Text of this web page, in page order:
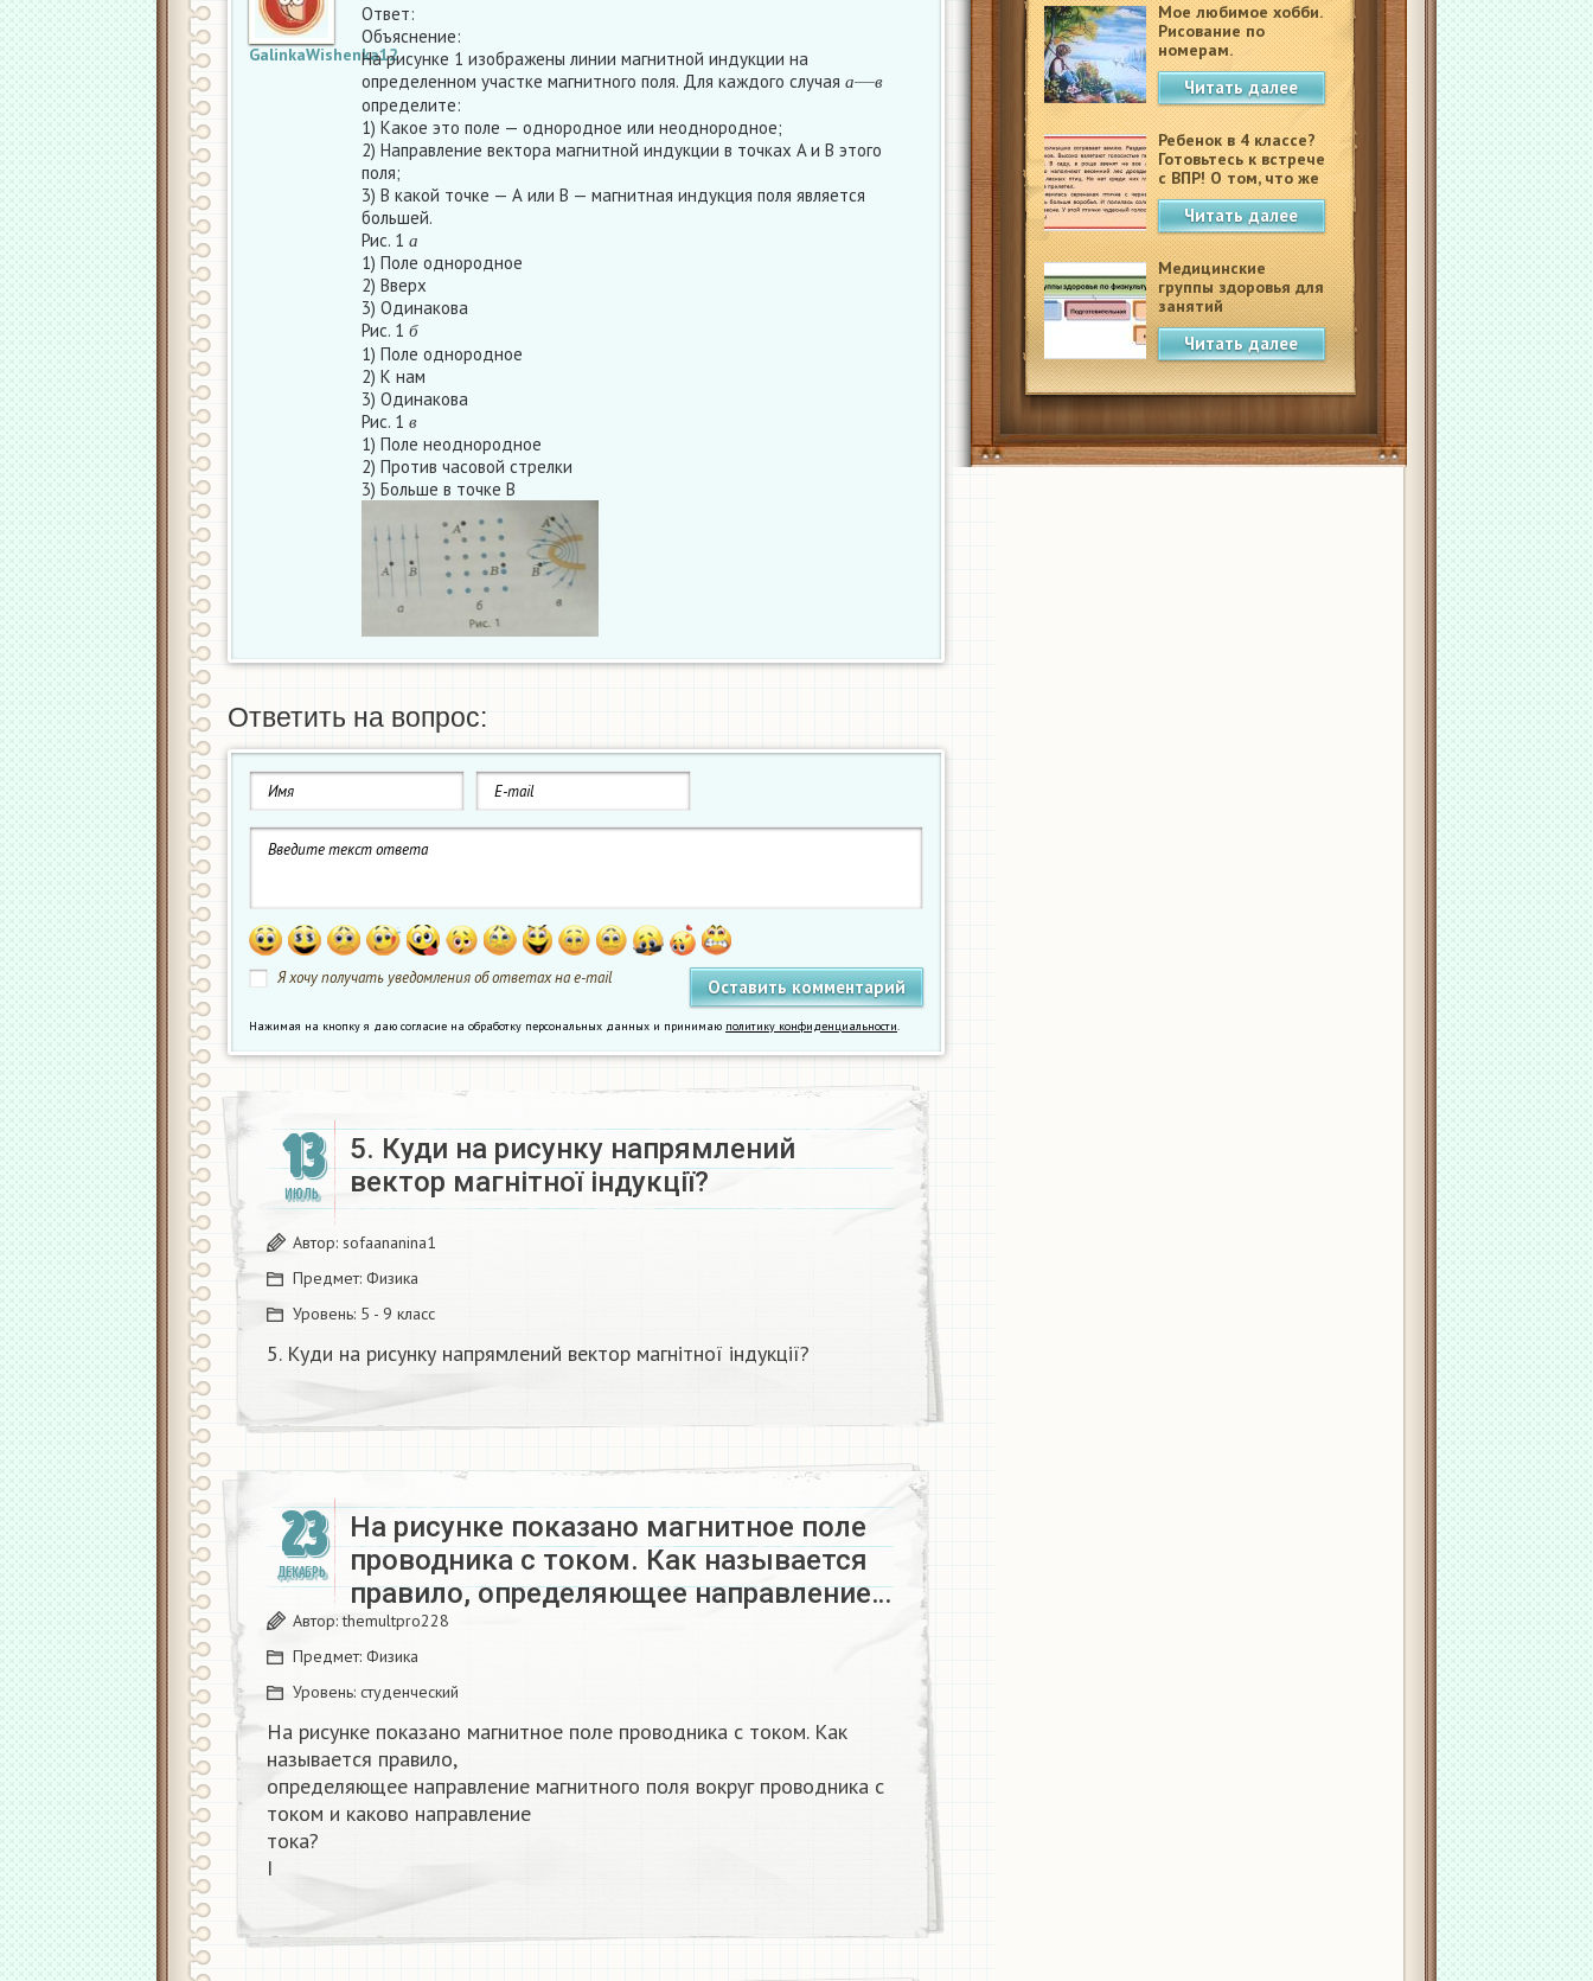
Мое любимое хобби.
Рисование по
номерам.
Читать далее
Ребенок в 4 классе?
Готовьтесь к встрече
с ВПР! О том, что же
это такое.
Читать далее
Медицинские
группы здоровья для
занятий
физкультурой в
школеЧитать далее
GalinkaWishenka12
Ответ:
Объяснение:
На рисунке 1 изображены линии магнитной индукции на
определенном участке магнитного поля. Для каждого случая
а в
определите:
1) Какое это поле — однородное или неоднородное;
2) Направление вектора магнитной индукции в точках A и B этого
поля;
3) В какой точке — А или B — магнитная индукция поля является
большей.​
Рис. 1 а
1) Поле однородное
2) Вверх
3) Одинакова
Рис. 1 б
1) Поле однородное
2) К нам
3) Одинакова
Рис. 1
в
в
1) Поле неоднородное
2) Против часовой стрелки
3) Больше в точке В
Ответить на вопрос:
Я хочу получать уведомления об ответах на e-mail
Нажимая на кнопку я даю согласие на обработку персональных данных и принимаю политику конфиденциальности.
13
ИЮЛЬ
5. Куди на рисунку напрямлений
вектор магнітної індукції? ​
Автор: sofaananina1
Предмет: Физика
Уровень: 5 - 9 класс
5. Куди на рисунку напрямлений вектор магнітної індукції? ​
23
ДЕКАБРЬ
На рисунке показано магнитное поле
проводника с током. Как называется
правило, определяющее направление…
Автор:themultpro228
Предмет: Физика
Уровень: студенческий
На рисунке показано магнитное поле проводника с током. Как
называется правило,
определяющее направление магнитного поля вокруг проводника с
током и каково направление
тока?
I​